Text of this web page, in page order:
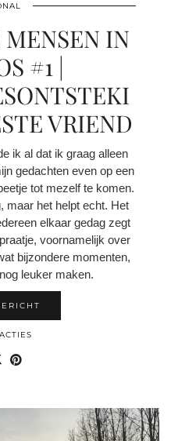
IN
#1 |
VRIEND
ik al dat ik graag alleen
gedachten even op een
tot mezelf te komen.
maar het helpt echt. Het
elkaar gedag zegt
voornamelijk over
bijzondere momenten,
leuker maken.